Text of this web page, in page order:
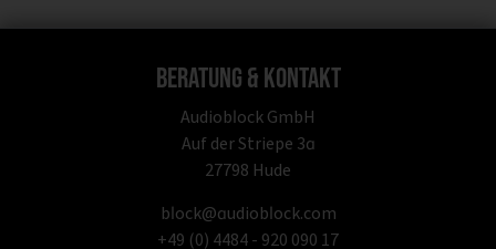
Beratung & Kontakt
Audioblock GmbH
Auf der Striepe 3a
27798 Hude
block@audioblock.com
+49 (0) 4484 - 920 090 17